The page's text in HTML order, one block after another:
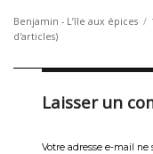
Auteur
Benjamin - L’île aux épices
d'articles)
Laisser un
Votre adresse e-mail ne